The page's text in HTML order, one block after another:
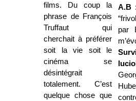
films. Du coup la
phrase de François
Truffaut qui
cherchait à préférer
soit la vie soit le
cinéma se
désintégrait
totalement. C’est
quelque chose que
A.B
par